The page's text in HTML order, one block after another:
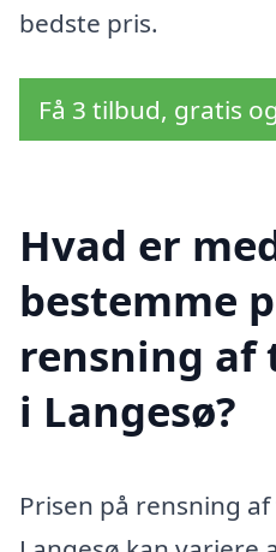
bedste pris.
Få 3 tilbud, gratis
Hvad er
bestemme
rensning
i Langesø?
Prisen på rensning